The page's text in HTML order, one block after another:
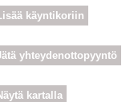
käyntikoriin
yhteydenottopyyntö
kartalla